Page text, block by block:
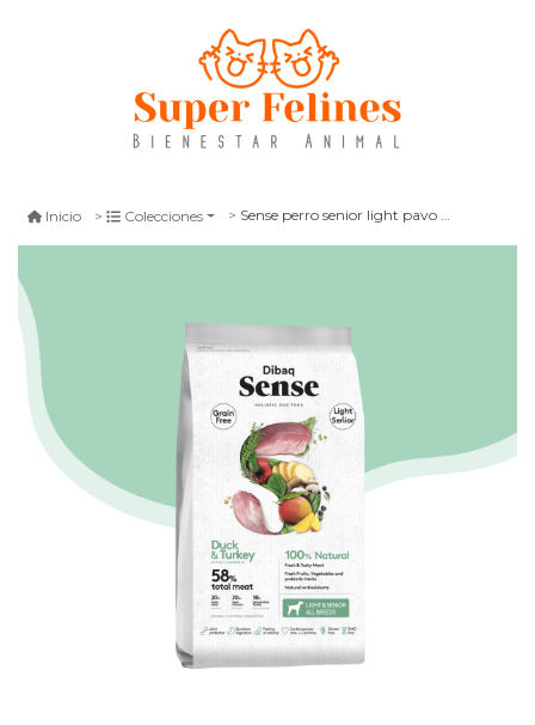
Inicio Colecciones Sense perro senior light pavo y pato 2 kg